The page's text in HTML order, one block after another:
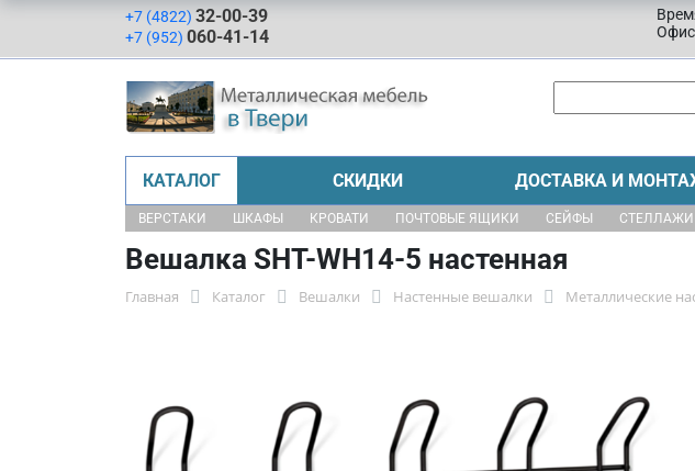
+7 (4822) 32-00-39
+7 (952) 060-41-14
Офис
КАТАЛОГ СКИДКИ ДОСТАВКА И
ВЕРСТАКИ ШКАФЫ КРОВАТИ ПОЧТОВЫЕ ЯЩИКИ СЕЙФЫ СТЕЛЛАЖИ
Вешалка SHT-WH14-5 настенная
Главная Каталог Вешалки Настенные вешалки Металлические